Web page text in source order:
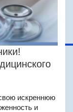
искреннюю
и